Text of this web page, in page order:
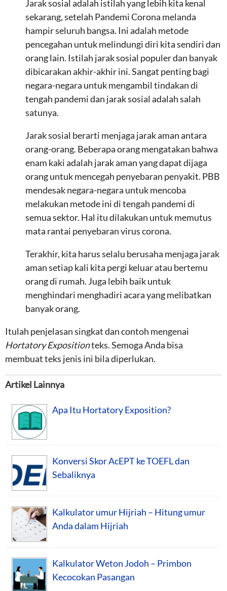
Jarak sosial adalah istilah yang lebih kita kenal
sekarang, setelah Pandemi Corona melanda
hampir seluruh bangsa. Ini adalah metode
pencegahan untuk melindungi diri kita sendiri dan
orang lain. Istilah jarak sosial populer dan banyak
dibicarakan akhir-akhir ini. Sangat penting bagi
negara-negara untuk mengambil tindakan di
tengah pandemi dan jarak sosial adalah salah
satunya.
Jarak sosial berarti menjaga jarak aman antara
orang-orang. Beberapa orang mengatakan bahwa
enam kaki adalah jarak aman yang dapat dijaga
orang untuk mencegah penyebaran penyakit. PBB
mendesak negara-negara untuk mencoba
melakukan metode ini di tengah pandemi di
semua sektor. Hal itu dilakukan untuk memutus
mata rantai penyebaran virus corona.
Terakhir, kita harus selalu berusaha menjaga jarak
aman setiap kali kita pergi keluar atau bertemu
orang di rumah. Juga lebih baik untuk
menghindari menghadiri acara yang melibatkan
banyak orang.
Itulah penjelasan singkat dan contoh mengenai
Hortatory Expositionteks. Semoga Anda bisa
membuat teks jenis ini bila diperlukan.
Artikel Lainnya
Apa Itu Hortatory Exposition?
Konversi Skor AcEPT ke TOEFL dan
Sebaliknya
Kalkulator umur Hijriah – Hitung umur
Anda dalam Hijriah
Kalkulator Weton Jodoh – Primbon
Kecocokan Pasangan